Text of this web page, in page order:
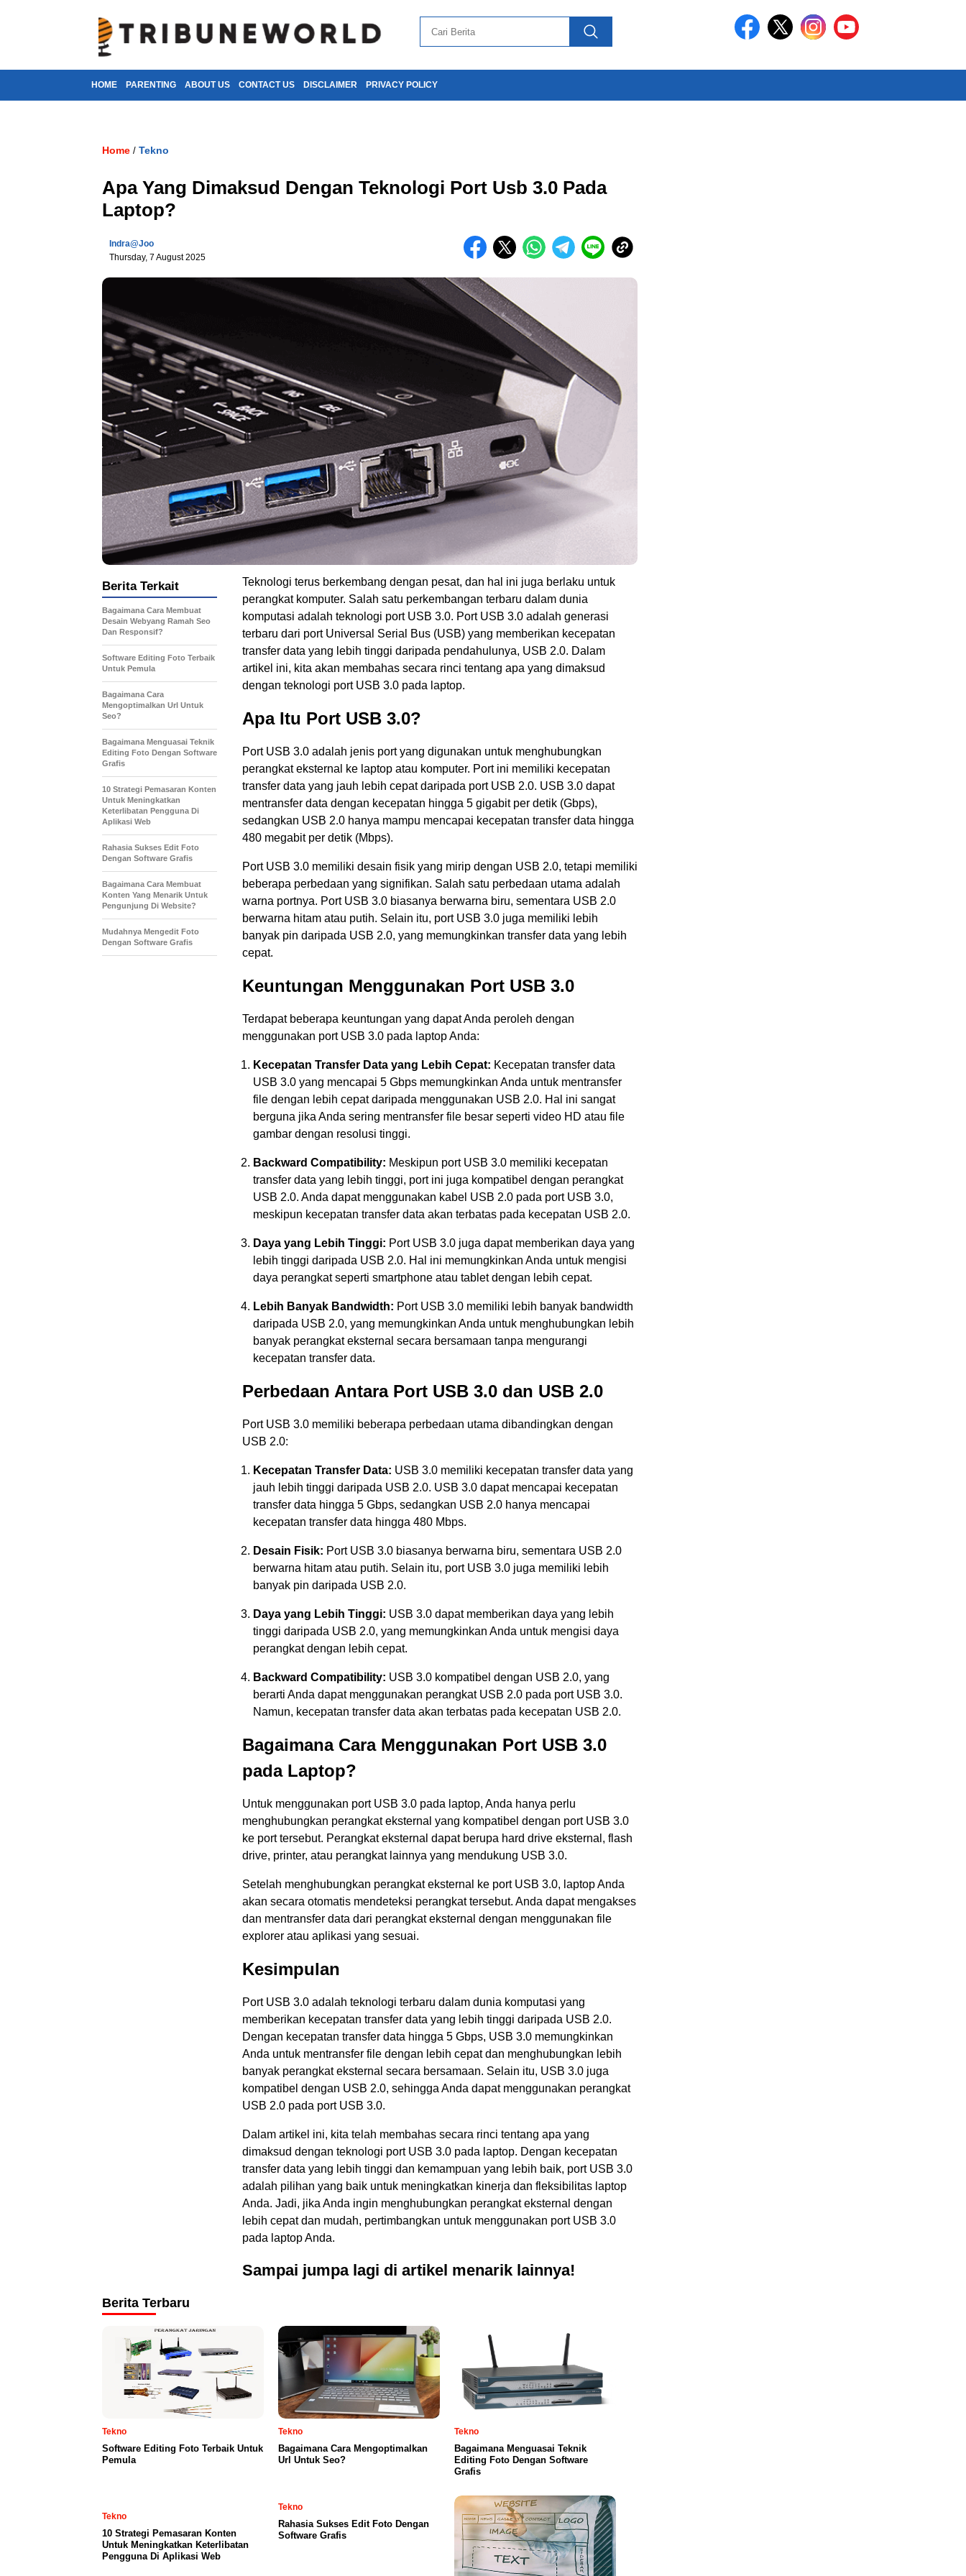
HOME PARENTING ABOUT US CONTACT US DISCLAIMER PRIVACY POLICY
Home / Tekno
Apa Yang Dimaksud Dengan Teknologi Port Usb 3.0 Pada
Laptop?
Indra@joo
Thursday, 7 August 2025
Teknologi terus berkembang dengan pesat, dan hal ini juga berlaku untuk
perangkat komputer. Salah satu perkembangan terbaru dalam dunia
komputasi adalah teknologi port USB 3.0. Port USB 3.0 adalah generasi
terbaru dari port Universal Serial Bus (USB) yang memberikan kecepatan
transfer data yang lebih tinggi daripada pendahulunya, USB 2.0. Dalam
artikel ini, kita akan membahas secara rinci tentang apa yang dimaksud
dengan teknologi port USB 3.0 pada laptop.
Apa Itu Port USB 3.0?
Port USB 3.0 adalah jenis port yang digunakan untuk menghubungkan
perangkat eksternal ke laptop atau komputer. Port ini memiliki kecepatan
transfer data yang jauh lebih cepat daripada port USB 2.0. USB 3.0 dapat
mentransfer data dengan kecepatan hingga 5 gigabit per detik (Gbps),
sedangkan USB 2.0 hanya mampu mencapai kecepatan transfer data hingga
480 megabit per detik (Mbps).
Port USB 3.0 memiliki desain fisik yang mirip dengan USB 2.0, tetapi memiliki
beberapa perbedaan yang signifikan. Salah satu perbedaan utama adalah
warna portnya. Port USB 3.0 biasanya berwarna biru, sementara USB 2.0
berwarna hitam atau putih. Selain itu, port USB 3.0 juga memiliki lebih
banyak pin daripada USB 2.0, yang memungkinkan transfer data yang lebih
cepat.
Keuntungan Menggunakan Port USB 3.0
Terdapat beberapa keuntungan yang dapat Anda peroleh dengan
menggunakan port USB 3.0 pada laptop Anda:
Kecepatan Transfer Data yang Lebih Cepat: Kecepatan transfer data
USB 3.0 yang mencapai 5 Gbps memungkinkan Anda untuk mentransfer
file dengan lebih cepat daripada menggunakan USB 2.0. Hal ini sangat
berguna jika Anda sering mentransfer file besar seperti video HD atau file
gambar dengan resolusi tinggi.
Backward Compatibility: Meskipun port USB 3.0 memiliki kecepatan
transfer data yang lebih tinggi, port ini juga kompatibel dengan perangkat
USB 2.0. Anda dapat menggunakan kabel USB 2.0 pada port USB 3.0,
meskipun kecepatan transfer data akan terbatas pada kecepatan USB 2.0.
Daya yang Lebih Tinggi: Port USB 3.0 juga dapat memberikan daya yang
lebih tinggi daripada USB 2.0. Hal ini memungkinkan Anda untuk mengisi
daya perangkat seperti smartphone atau tablet dengan lebih cepat.
Lebih Banyak Bandwidth: Port USB 3.0 memiliki lebih banyak bandwidth
daripada USB 2.0, yang memungkinkan Anda untuk menghubungkan lebih
banyak perangkat eksternal secara bersamaan tanpa mengurangi
kecepatan transfer data.
Perbedaan Antara Port USB 3.0 dan USB 2.0
Port USB 3.0 memiliki beberapa perbedaan utama dibandingkan dengan
USB 2.0:
Kecepatan Transfer Data: USB 3.0 memiliki kecepatan transfer data yang
jauh lebih tinggi daripada USB 2.0. USB 3.0 dapat mencapai kecepatan
transfer data hingga 5 Gbps, sedangkan USB 2.0 hanya mencapai
kecepatan transfer data hingga 480 Mbps.
Desain Fisik: Port USB 3.0 biasanya berwarna biru, sementara USB 2.0
berwarna hitam atau putih. Selain itu, port USB 3.0 juga memiliki lebih
banyak pin daripada USB 2.0.
Daya yang Lebih Tinggi: USB 3.0 dapat memberikan daya yang lebih
tinggi daripada USB 2.0, yang memungkinkan Anda untuk mengisi daya
perangkat dengan lebih cepat.
Backward Compatibility: USB 3.0 kompatibel dengan USB 2.0, yang
berarti Anda dapat menggunakan perangkat USB 2.0 pada port USB 3.0.
Namun, kecepatan transfer data akan terbatas pada kecepatan USB 2.0.
Bagaimana Cara Menggunakan Port USB 3.0
pada Laptop?
Untuk menggunakan port USB 3.0 pada laptop, Anda hanya perlu
menghubungkan perangkat eksternal yang kompatibel dengan port USB 3.0
ke port tersebut. Perangkat eksternal dapat berupa hard drive eksternal, flash
drive, printer, atau perangkat lainnya yang mendukung USB 3.0.
Setelah menghubungkan perangkat eksternal ke port USB 3.0, laptop Anda
akan secara otomatis mendeteksi perangkat tersebut. Anda dapat mengakses
dan mentransfer data dari perangkat eksternal dengan menggunakan file
explorer atau aplikasi yang sesuai.
Kesimpulan
Port USB 3.0 adalah teknologi terbaru dalam dunia komputasi yang
memberikan kecepatan transfer data yang lebih tinggi daripada USB 2.0.
Dengan kecepatan transfer data hingga 5 Gbps, USB 3.0 memungkinkan
Anda untuk mentransfer file dengan lebih cepat dan menghubungkan lebih
banyak perangkat eksternal secara bersamaan. Selain itu, USB 3.0 juga
kompatibel dengan USB 2.0, sehingga Anda dapat menggunakan perangkat
USB 2.0 pada port USB 3.0.
Dalam artikel ini, kita telah membahas secara rinci tentang apa yang
dimaksud dengan teknologi port USB 3.0 pada laptop. Dengan kecepatan
transfer data yang lebih tinggi dan kemampuan yang lebih baik, port USB 3.0
adalah pilihan yang baik untuk meningkatkan kinerja dan fleksibilitas laptop
Anda. Jadi, jika Anda ingin menghubungkan perangkat eksternal dengan
lebih cepat dan mudah, pertimbangkan untuk menggunakan port USB 3.0
pada laptop Anda.
Sampai jumpa lagi di artikel menarik lainnya!
Berita Terkait
Bagaimana Cara Membuat
Desain Webyang Ramah Seo
Dan Responsif?
Software Editing Foto Terbaik
Untuk Pemula
Bagaimana Cara
Mengoptimalkan Url Untuk
Seo?
Bagaimana Menguasai Teknik
Editing Foto Dengan Software
Grafis
10 Strategi Pemasaran Konten
Untuk Meningkatkan
Keterlibatan Pengguna Di
Aplikasi Web
Rahasia Sukses Edit Foto
Dengan Software Grafis
Bagaimana Cara Membuat
Konten Yang Menarik Untuk
Pengunjung Di Website?
Mudahnya Mengedit Foto
Dengan Software Grafis
Berita Terbaru
Tekno
Software Editing Foto Terbaik Untuk
Pemula
Tekno
Bagaimana Cara Mengoptimalkan
Url Untuk Seo?
Tekno
Bagaimana Menguasai Teknik
Editing Foto Dengan Software
Grafis
Tekno
10 Strategi Pemasaran Konten
Untuk Meningkatkan Keterlibatan
Pengguna Di Aplikasi Web
Tekno
Rahasia Sukses Edit Foto Dengan
Software Grafis